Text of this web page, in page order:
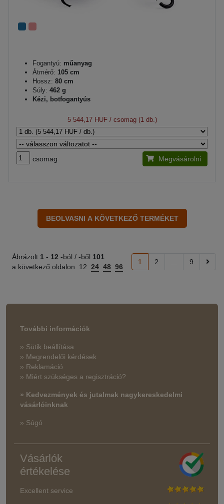
Fogantyú: műanyag
Átmérő: 105 cm
Hossz: 80 cm
Súly: 462 g
Kézi, botfogantyús
5 544,17 HUF/ csomag (1 db.)
csomag Megvásárolni
Ábrázolt 1 - 12 -ból / -ből 101
a következő oldalon: 12 24 48 96
1 2 9
További információk
» Sütik beállítása
» Megrendelői kérdések
» Reklamáció
» Miért szükséges a regisztráció?
» Kedvezmények és jutalmak nagykereskedelmi
vásárlóinknak
» Súgó
Vásárlók
értékelése
Excellent service